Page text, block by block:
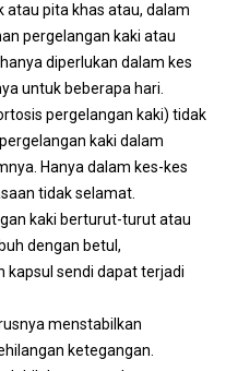
pita khas atau, dalam
pergelangan kaki atau
diperlukan dalam kes
untuk beberapa hari.
pergelangan kaki) tidak
kaki dalam
Hanya dalam kes-kes
tidak selamat.
kaki berturut-turut atau
dengan betul,
kapsul sendi dapat terjadi
menstabilkan
ketegangan.